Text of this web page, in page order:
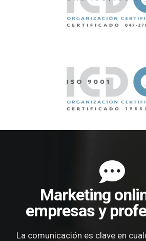
Marketing
empresas y
La comunicación es clave en